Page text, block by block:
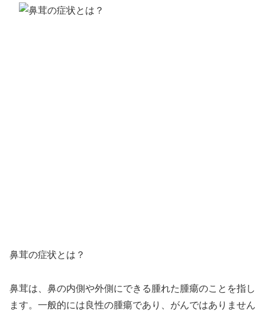
鼻茸の症状とは？
鼻茸は、鼻の内側や外側にできる腫れた腫瘍のことを指し
ます。一般的には良性の腫瘍であり、がんではありません